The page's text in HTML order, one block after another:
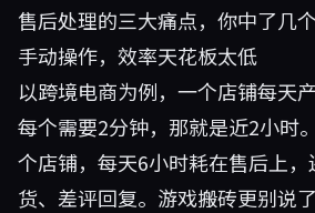
售后处理的三大痛点，你中了几个
手动操作，效率天花板太低
以跨境电商为例，一个店铺每天
每个需要2分钟，那就是近2小时
个店铺，每天6小时耗在售后上
货、差评回复。游戏搬砖更别说